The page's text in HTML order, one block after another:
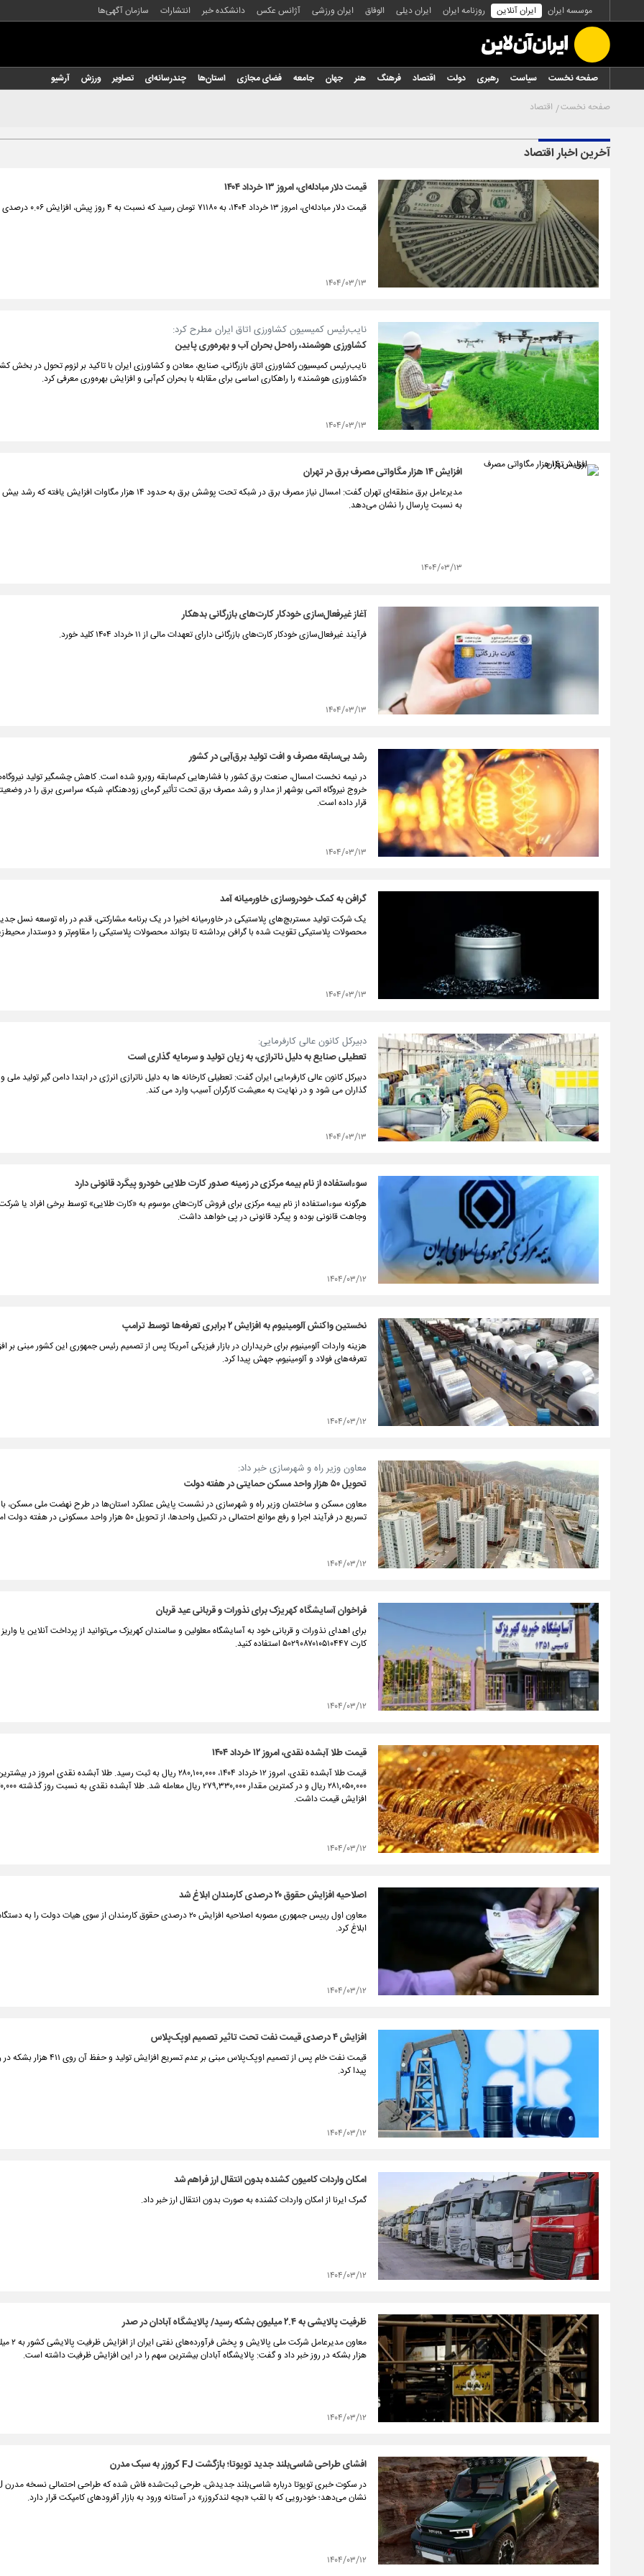
موسسه ایران ایران آنلاین روزنامه ایران ایران دیلی الوفاق ایران ورزشی آژانس عکس دانشکده خبر انتشارات سازمان آگهی‌ها
صفحه نخست سیاست رهبری دولت اقتصاد فرهنگ هنر جهان جامعه فضای مجازی استان‌ها چندرسانه‌ای تصاویر ورزش آرشیو
صفحه نخست اقتصاد
آخرین اخبار اقتصاد
قیمت دلار مبادله‌ای، امروز ۱۳ خرداد ۱۴۰۴
قیمت دلار مبادله‌ای، امروز ۱۳ خرداد ۱۴۰۴، به ۷۱۱۸۰ تومان رسید که نسبت به ۴ روز پیش، افزایش ۰.۰۶ درصدی داشته است.
۱۴۰۴/۰۳/۱۳
نایب‌رئیس کمیسیون کشاورزی اتاق ایران مطرح کرد:
کشاورزی هوشمند، راه‌حل بحران آب و بهره‌وری پایین
نایب‌رئیس کمیسیون کشاورزی اتاق بازرگانی، صنایع، معادن و کشاورزی ایران با تاکید بر لزوم تحول در بخش
«کشاورزی هوشمند» را راهکاری اساسی برای مقابله با بحران کم‌آبی و افزایش بهره‌وری معرفی کرد.
۱۴۰۴/۰۳/۱۳
افزایش ۱۴ هزار مگاواتی مصرف برق در تهران
به نسبت پارسال را نشان می‌دهد.
۱۴۰۴/۰۳/۱۳
آغاز غیرفعال‌سازی خودکار کارت‌های بازرگانی بدهکار
فرآیند غیرفعال‌سازی خودکار کارت‌های بازرگانی دارای تعهدات مالی از ۱۱ خرداد ۱۴۰۴ کلید خورد.
۱۴۰۴/۰۳/۱۳
رشد بی‌سابقه مصرف و افت تولید برق‌آبی در کشور
در نیمه نخست امسال، صنعت برق کشور با فشارهایی کم‌سابقه روبرو شده است. کاهش چشمگیر تولید
خروج نیروگاه اتمی بوشهر از مدار و رشد مصرف برق تحت تأثیر گرمای زودهنگام، شبکه سراسری برق را در
قرار داده است.
۱۴۰۴/۰۳/۱۳
گرافن به کمک خودروسازی خاورمیانه آمد
یک شرکت تولید مستربچ‌های پلاستیکی در خاورمیانه اخیرا در یک برنامه مشارکتی، قدم در راه توسعه نسل
محصولات پلاستیکی تقویت شده با گرافن برداشته تا بتواند محصولات پلاستیکی را مقاوم‌تر و دوستدار
۱۴۰۴/۰۳/۱۳
دبیرکل کانون عالی کارفرمایی:
تعطیلی صنایع به دلیل ناترازی، به زیان تولید و سرمایه گذاری است
دبیرکل کانون عالی کارفرمایی ایران گفت: تعطیلی کارخانه ها به دلیل ناترازی انرژی در ابتدا دامن گیر تولید ملی
گذاران می شود و در نهایت به معیشت کارگران آسیب وارد می کند.
۱۴۰۴/۰۳/۱۳
سوءاستفاده از نام بیمه مرکزی در زمینه صدور کارت طلایی خودرو پیگرد قانونی دارد
هرگونه سوءاستفاده از نام بیمه مرکزی برای فروش کارت‌های موسوم به «کارت طلایی» توسط برخی افراد یا
وجاهت قانونی بوده و پیگرد قانونی در پی خواهد داشت.
۱۴۰۴/۰۳/۱۲
نخستین واکنش آلومینیوم به افزایش ۲ برابری تعرفه‌ها توسط ترامپ
هزینه‌ واردات آلومینیوم برای خریداران در بازار فیزیکی آمریکا پس از تصمیم رئیس جمهوری این کشور مبنی بر
تعرفه‌های فولاد و آلومینیوم، جهش پیدا کرد.
۱۴۰۴/۰۳/۱۲
معاون وزیر راه و شهرسازی خبر داد:
تحویل ۵۰ هزار واحد مسکن حمایتی در هفته دولت
معاون مسکن و ساختمان وزیر راه و شهرسازی در نشست پایش عملکرد استان‌ها در طرح نهضت ملی مسکن، با
تسریع در فرآیند اجرا و رفع موانع احتمالی در تکمیل واحدها، از تحویل ۵۰ هزار واحد مسکونی در هفته دولت امسال خبر داد.
۱۴۰۴/۰۳/۱۲
فراخوان آسایشگاه کهریزک برای نذورات و قربانی عید قربان
برای اهدای نذورات و قربانی خود به آسایشگاه معلولین و سالمندان کهریزک می‌توانید از پرداخت آنلاین یا
کارت ۵۰۲۹۰۸۷۰۱۰۵۱۰۴۴۷ استفاده کنید.
۱۴۰۴/۰۳/۱۲
قیمت طلا آبشده نقدی، امروز ۱۲ خرداد ۱۴۰۴
قیمت طلا آبشده نقدی، امروز ۱۲ خرداد ۱۴۰۴، ۲۸۰,۱۰۰,۰۰۰ ریال به ثبت رسید. طلا آبشده نقدی امروز
افزایش قیمت داشت.
۱۴۰۴/۰۳/۱۲
اصلاحیه افزایش حقوق ۲۰ درصدی کارمندان ابلاغ شد
معاون اول رییس جمهوری مصوبه اصلاحیه افزایش ۲۰ درصدی حقوق کارمندان از سوی هیات دولت
ابلاغ کرد.
۱۴۰۴/۰۳/۱۲
افزایش ۴ درصدی قیمت نفت تحت تاثیر تصمیم اوپک‌پلاس
قیمت نفت خام پس از تصمیم اوپک‌پلاس مبنی بر عدم تسریع
پیدا کرد.
۱۴۰۴/۰۳/۱۲
امکان واردات کامیون کشنده بدون انتقال ارز فراهم شد
گمرک ایرنا از امکان واردات کشنده به صورت بدون انتقال ارز خبر داد.
۱۴۰۴/۰۳/۱۲
ظرفیت پالایشی به ۲.۴ میلیون بشکه رسید/ پالایشگاه آبادان در صدر
هزار بشکه در روز خبر داد و گفت: پالایشگاه آبادان بیشترین سهم را در این افزایش ظرفیت داشته است.
۱۴۰۴/۰۳/۱۲
افشای طراحی شاسی‌بلند جدید تویوتا؛ بازگشت FJ کروزر به سبک مدرن
نشان می‌دهد؛ خودرویی که با لقب «بچه لندکروزر» در آستانه ورود به بازار آفرودهای کامپکت قرار دارد.
۱۴۰۴/۰۳/۱۲